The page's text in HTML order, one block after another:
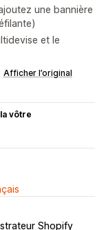
une bannière
et le
Afficher l’original
vôtre
Shopify